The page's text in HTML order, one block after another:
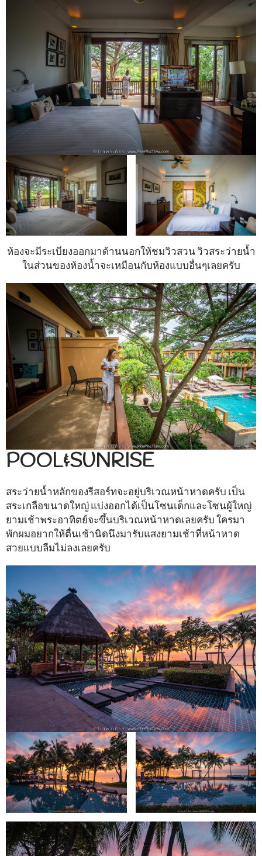
ห้องจะมีระเบียงออกมาด้านนอกให้ชมวิวสวน วิวสระว่ายน้ำ
ในส่วนของห้องน้ำจะเหมือนกับห้องแบบอื่นๆเลยครับ
POOL&SUNRISE
สระว่ายน้ำหลักของรีสอร์ทจะอยู่บริเวณหน้าหาดครับ เป็น
สระเกลือขนาดใหญ่ แบ่งออกได้เป็นโซนเด็กและโซนผู้ใหญ่
ยามเช้าพระอาทิตย์จะขึ้นบริเวณหน้าหาดเลยครับ ใครมา
พักผมอยากให้ตื่นเช้านิดนึงมารับแสงยามเช้าที่หน้าหาด
สวยแบบลืมไม่ลงเลยครับ